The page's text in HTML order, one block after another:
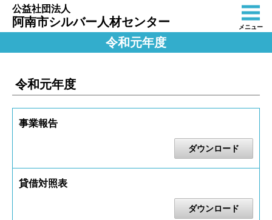
公益社団法人
阿南市シルバー人材センター メニュー
令和元年度
令和元年度
事業報告
ダウンロード
貸借対照表
ダウンロード